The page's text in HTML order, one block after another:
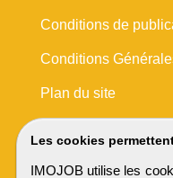
Les cookies
IMOJOB utilise les
Conditions de
Conditions
Plan du site